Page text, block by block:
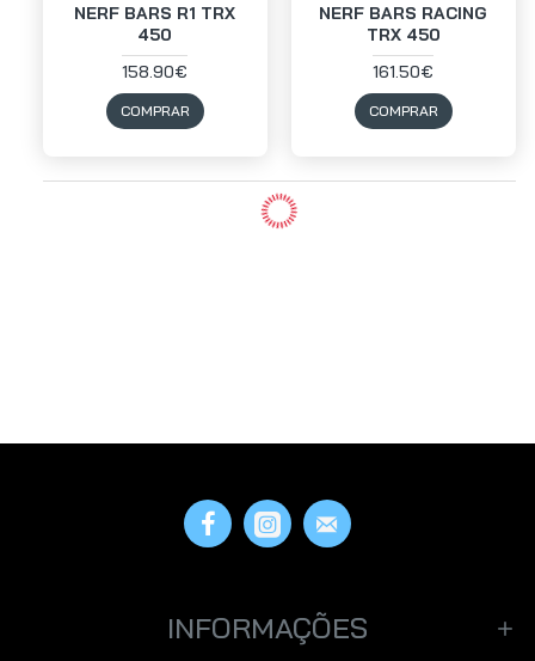
NERF BARS R1 TRX
450
158.90€
COMPRAR
NERF BARS RACING
TRX 450
161.50€
COMPRAR
INFORMAÇÕES